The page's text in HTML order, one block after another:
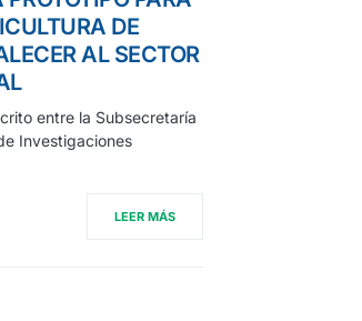
DE
AL SECTOR
entre la Subsecretaría
Investigaciones
LEER MÁS